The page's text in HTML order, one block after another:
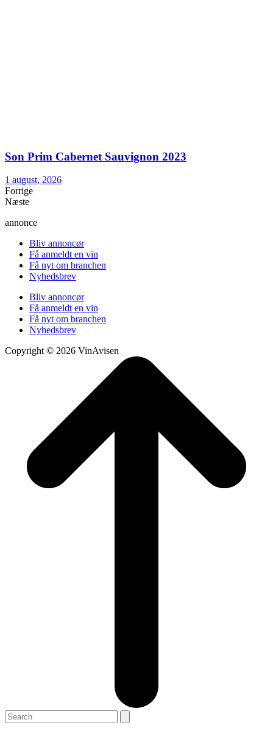
Son Prim Cabernet Sauvignon 2023
1 august, 2026
Forrige
Næste
annonce
Bliv annoncør
Få anmeldt en vin
Få nyt om branchen
Nyhedsbrev
Bliv annoncør
Få anmeldt en vin
Få nyt om branchen
Nyhedsbrev
Copyright © 2026 VinAvisen